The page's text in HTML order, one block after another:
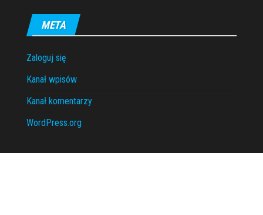
META
Zaloguj się
Kanał wpisów
Kanał komentarzy
WordPress.org